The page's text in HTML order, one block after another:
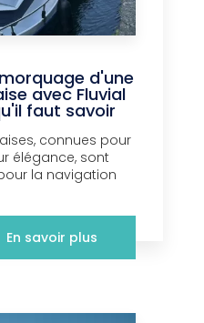
d'une
avec Fluvial
faut savoir
connues pour
élégance, sont
la navigation
En savoir plus